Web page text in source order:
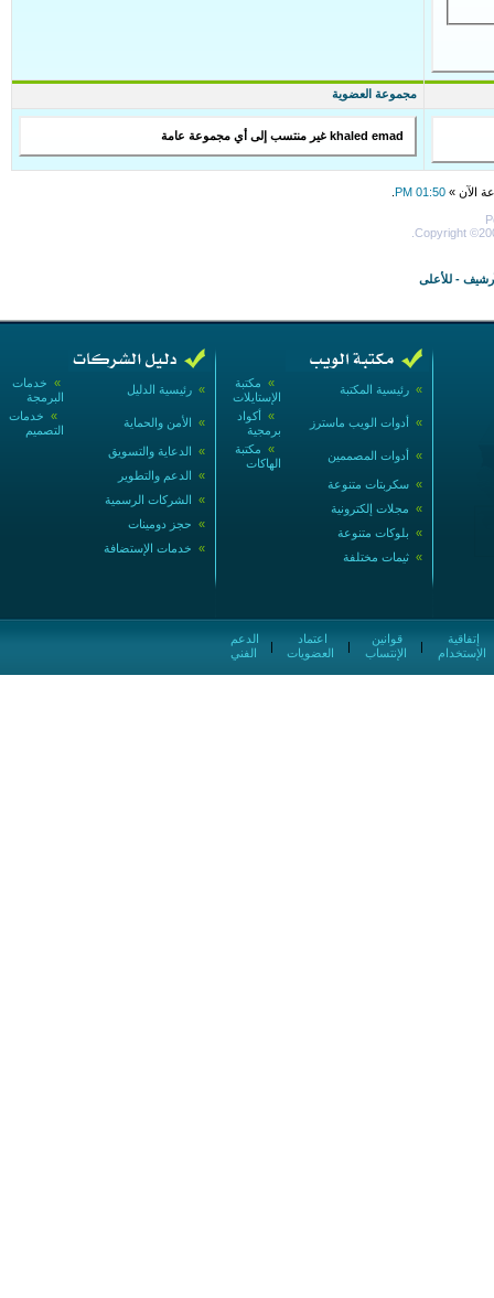
مجموعة العضوية
khaled emad غير منتسب إلى أي مجموعة عامة
الآن » 01:50 PM
Copyright
- للأعلى
» خدمات
البرمجة
» رئيسية الدليل
» خدمات
التصميم
» الأمن والحماية
» الدعاية والتسويق
» الدعم والتطوير
» الشركات الرسمية
» حجز دومينات
» خدمات الإستضافة
» مكتبة
الإستايلات
» رئيسية المكتبة
» أكواد
برمجية
» أدوات الويب ماسترز
» مكتبة
الهاكات
» أدوات المصممين
» سكربتات متنوعة
» مجلات إلكترونية
» بلوكات متنوعة
» ثيمات مختلفة
الفني
|
العضويات
|
الإنتساب
|
الإستخدام